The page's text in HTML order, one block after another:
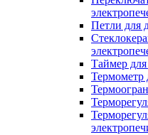
Петли для
Таймер
Термометр